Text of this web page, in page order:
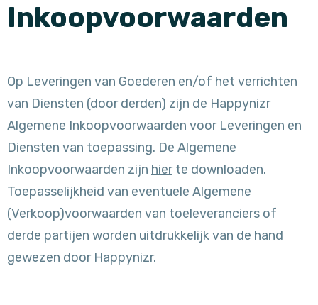
Inkoopvoorwaarden
Op Leveringen van Goederen en/of het verrichten
van Diensten (door derden) zijn de Happynizr
Algemene Inkoopvoorwaarden voor Leveringen en
Diensten van toepassing. De Algemene
Inkoopvoorwaarden zijn hierte downloaden.
Toepasselijkheid van eventuele Algemene
(Verkoop)voorwaarden van toeleveranciers of
derde partijen worden uitdrukkelijk van de hand
gewezen door Happynizr.